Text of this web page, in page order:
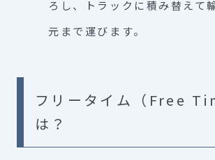
ろし、トラックに積み替えて
元まで運びます。
フリータイム（Free
は？